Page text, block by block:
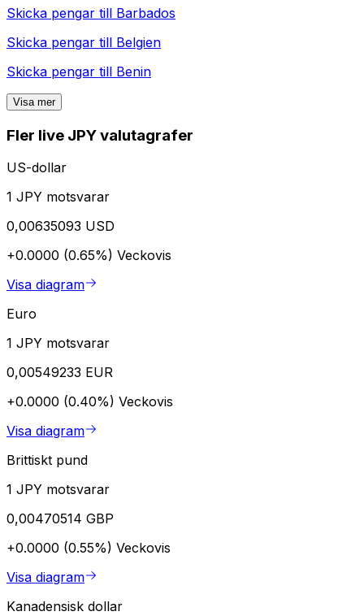
Skicka pengar till Barbados
Skicka pengar till Belgien
Skicka pengar till Benin
Visa mer
Fler live JPY valutagrafer
US-dollar
1 JPY motsvarar
0,00635093 USD
+0.0000 (0.65%) Veckovis
Visa diagram
Euro
1 JPY motsvarar
0,00549233 EUR
+0.0000 (0.40%) Veckovis
Visa diagram
Brittiskt pund
1 JPY motsvarar
0,00470514 GBP
+0.0000 (0.55%) Veckovis
Visa diagram
Kanadensisk dollar